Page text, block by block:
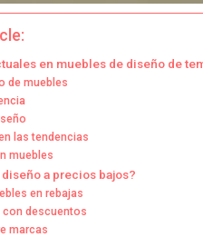
en muebles de diseño de
de muebles
las tendencias
muebles
a precios bajos?
en rebajas
con descuentos
marcas